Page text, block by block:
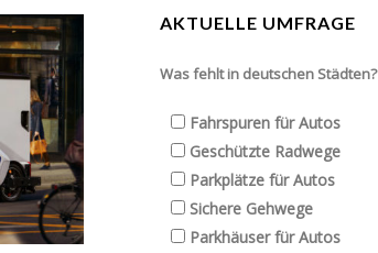
AKTUELLE UMFRAGE
Was fehlt in deutschen Städten?
Fahrspuren für Autos
Geschützte Radwege
Parkplätze für Autos
Sichere Gehwege
Parkhäuser für Autos